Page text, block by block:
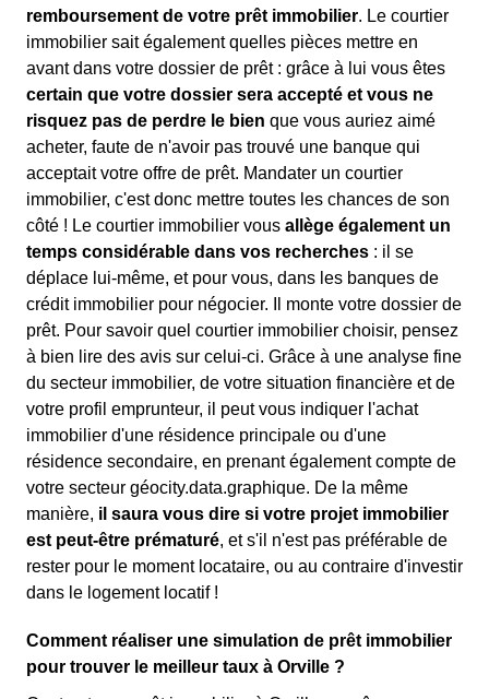
remboursement de votre prêt immobilier. Le courtier
immobilier sait également quelles pièces mettre en
avant dans votre dossier de prêt : grâce à lui vous êtes
certain que votre dossier sera accepté et vous ne
risquez pas de perdre le bien que vous auriez aimé
acheter, faute de n'avoir pas trouvé une banque qui
acceptait votre offre de prêt. Mandater un courtier
immobilier, c'est donc mettre toutes les chances de son
côté ! Le courtier immobilier vous allège également un
temps considérable dans vos recherches : il se
déplace lui-même, et pour vous, dans les banques de
crédit immobilier pour négocier. Il monte votre dossier de
prêt. Pour savoir quel courtier immobilier choisir, pensez
à bien lire des avis sur celui-ci. Grâce à une analyse fine
du secteur immobilier, de votre situation financière et de
votre profil emprunteur, il peut vous indiquer l'achat
immobilier d'une résidence principale ou d'une
résidence secondaire, en prenant également compte de
votre secteur géocity.data.graphique. De la même
manière, il saura vous dire si votre projet immobilier
est peut-être prématuré, et s'il n'est pas préférable de
rester pour le moment locataire, ou au contraire d'investir
dans le logement locatif !
Comment réaliser une simulation de prêt immobilier
pour trouver le meilleur taux à Orville ?